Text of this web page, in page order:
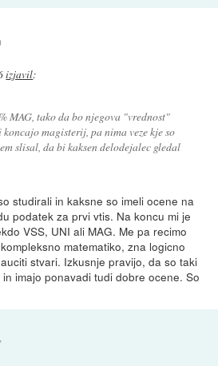
izjavil:
MAG, tako da bo njegova "vrednost"
magisterij, pa nima veze kje so
slisal, da bi kaksen delodejalec gledal
studirali in kaksne so imeli ocene na
podatek za prvi vtis. Na koncu mi je
VSS, UNI ali MAG. Me pa recimo
matematiko, zna logicno
stvari. Izkusnje pravijo, da so taki
imajo ponavadi tudi dobre ocene. So